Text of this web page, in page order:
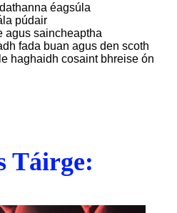
éagsúla
púdair
agus saincheaptha
fada buan agus den scoth
haghaidh cosaint bhreise ón
Táirge: